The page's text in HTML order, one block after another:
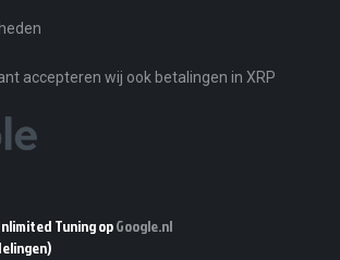
accepteren wij ook betalingen in XRP
Tuning opGoogle.nl